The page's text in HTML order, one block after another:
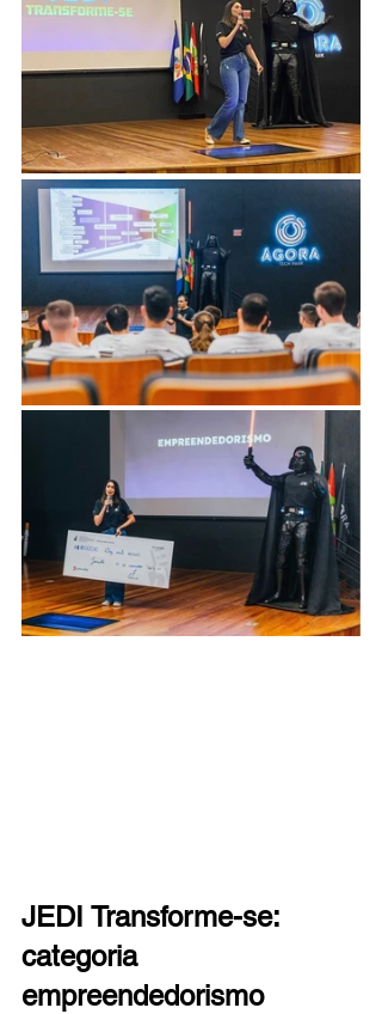
JEDI Transforme-se:
categoria
empreendedorismo